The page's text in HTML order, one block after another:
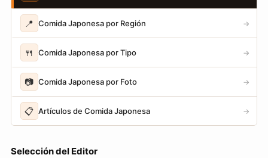
📍 Comida Japonesa por Región →
🍴 Comida Japonesa por Tipo →
📷 Comida Japonesa por Foto →
📋 Artículos de Comida Japonesa →
Selección del Editor